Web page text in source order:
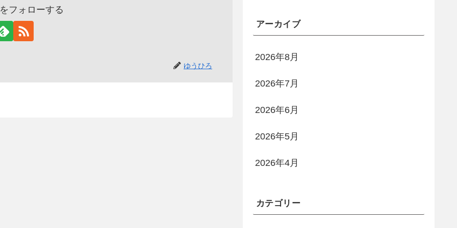
フォローする
ゆうひろ
アーカイブ
2026年8月
2026年7月
2026年6月
2026年5月
2026年4月
カテゴリー